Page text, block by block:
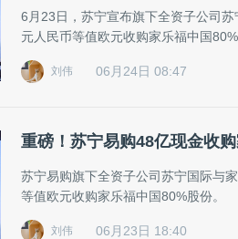
6月23日，苏宁宣布旗下全资子公司
元人民币等值欧元收购家乐福中国80%
刘伟 06月24日 08:47
重磅！苏宁易购48亿现金收
苏宁易购旗下全资子公司苏宁国际与
等值欧元收购家乐福中国80%股份。
刘伟 06月23日 18:40